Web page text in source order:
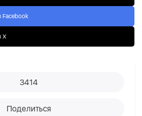
Facebook
X
3414
Поделиться